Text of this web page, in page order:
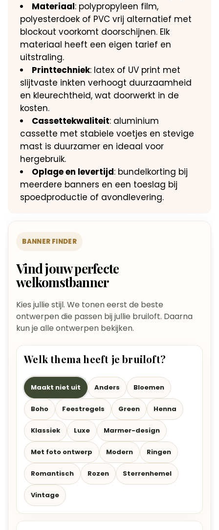
Materiaal: polypropyleen film,
polyesterdoek of PVC vrij alternatief met
blockout voorkomt doorschijnen. Elk
materiaal heeft een eigen tarief en
uitstraling.
Printtechniek: latex of UV print met
slijtvaste inkten verhoogt duurzaamheid
en kleurechtheid, wat doorwerkt in de
kosten.
Cassettekwaliteit: aluminium
cassette met stabiele voetjes en stevige
mast is duurzamer en ideaal voor
hergebruik.
Oplage en levertijd: bundelkorting bij
meerdere banners en een toeslag bij
spoedproductie of avondlevering.
BANNER FINDER
Vind jouw perfecte
welkomstbanner
Kies jullie stijl. We tonen eerst de beste
ontwerpen die passen bij jullie bruiloft. Daarna
kun je alle ontwerpen bekijken.
Welk thema heeft je bruiloft?
Maakt niet uit Anders Bloemen
Boho Feestregels Green Henna
Klassiek Luxe Marmer-design
Met foto ontwerp Modern Ringen
Romantisch Rozen Sterrenhemel
Vintage